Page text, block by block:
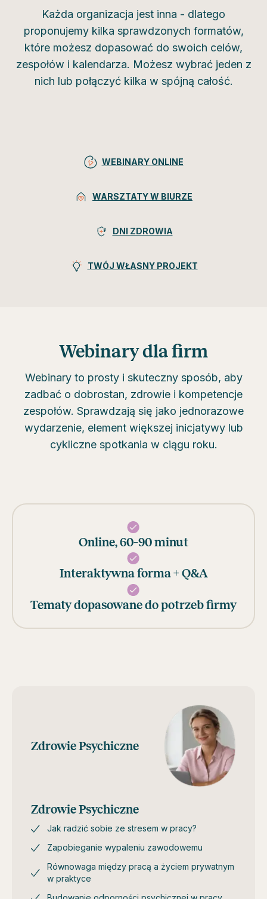
Każda organizacja jest inna - dlatego
proponujemy kilka sprawdzonych formatów,
które możesz dopasować do swoich celów,
zespołów i kalendarza. Możesz wybrać jeden z
nich lub połączyć kilka w spójną całość.
WEBINARY ONLINE
WARSZTATY W BIURZE
DNI ZDROWIA
TWÓJ WŁASNY PROJEKT
Webinary dla firm
Webinary to prosty i skuteczny sposób, aby
zadbać o dobrostan, zdrowie i kompetencje
zespołów. Sprawdzają się jako jednorazowe
wydarzenie, element większej inicjatywy lub
cykliczne spotkania w ciągu roku.
Online, 60–90 minut
Interaktywna forma + Q&A
Tematy dopasowane do potrzeb firmy
Zdrowie Psychiczne
Zdrowie Psychiczne
Jak radzić sobie ze stresem w pracy?
Zapobieganie wypaleniu zawodowemu
Równowaga między pracą a życiem prywatnym
w praktyce